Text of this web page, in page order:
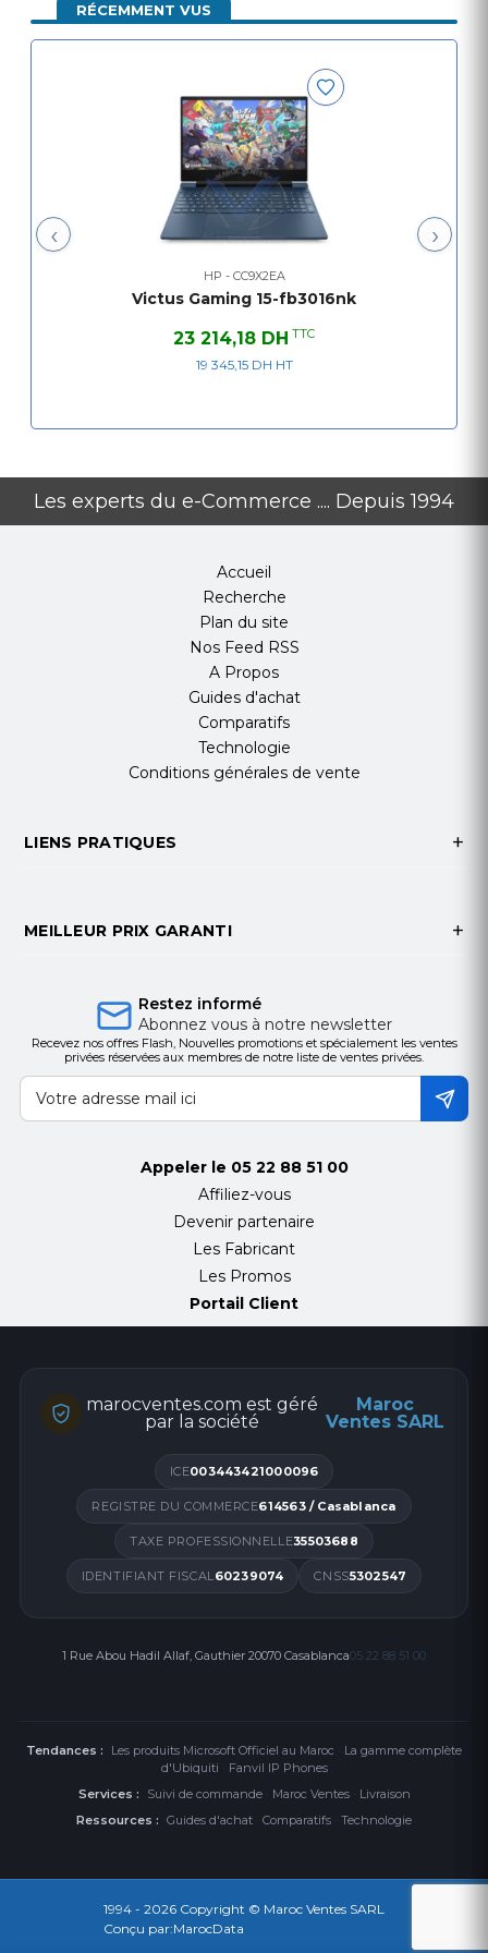
Écran 15,6'' FHD (1920×1080)
Windows 11
Wi-Fi 6, Bluetooth 5.2
Batterie Longue durée
RÉCEMMENT VUS
‹ ›
HP - CC9X2EA
Victus Gaming 15-fb3016nk
23 214,18 DH TTC
19 345,15 DH HT
Les experts du e-Commerce .... Depuis 1994
Accueil
Recherche
Plan du site
Nos Feed RSS
A Propos
Guides d'achat
Comparatifs
Technologie
Conditions générales de vente
LIENS PRATIQUES
MEILLEUR PRIX GARANTI
Restez informé
Abonnez vous à notre newsletter
Recevez nos offres Flash, Nouvelles promotions et spécialement les ventes
privées réservées aux membres de notre liste de ventes privées.
Appeler le 05 22 88 51 00
Affiliez-vous
Devenir partenaire
Les Fabricant
Les Promos
Portail Client
marocventes.com est géré
par la société
Maroc
Ventes SARL
ICE003443421000096
REGISTRE DU COMMERCE614563 / Casablanca
TAXE PROFESSIONNELLE35503688
IDENTIFIANT FISCAL60239074 CNSS5302547
1 Rue Abou Hadil Allaf, Gauthier 20070 Casablanca05 22 88 51 00
Tendances : Les produits Microsoft Officiel au Maroc · La gamme complète
d'Ubiquiti · Fanvil IP Phones
Services :
Suivi de commande· Maroc Ventes· Livraison
Ressources : Guides d'achat · Comparatifs · Technologie
1994 - 2026 Copyright © Maroc Ventes SARL
Conçu par:MarocData